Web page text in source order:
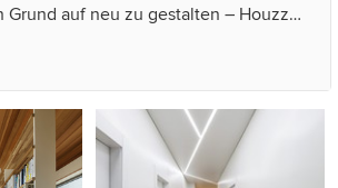
Grund auf neu zu gestalten – Houzz
Landes, unter anderem von Mutinati
Anice Architettura. Sehen Sie sich
Farben und Stilen an –
entdeckt haben, das Sie
Sie das Foto in einem Ideenbuch